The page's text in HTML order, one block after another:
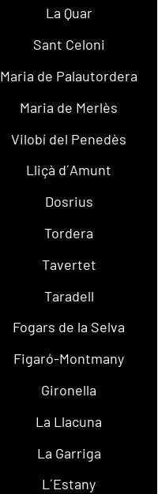
La Quar
Sant Celoni
Maria de Palautordera
Maria de Merlès
Vilobí del Penedès
Lliçà d´Amunt
Dosrius
Tordera
Tavertet
Taradell
Fogars de la Selva
Figaró-Montmany
Gironella
La Llacuna
La Garriga
L´Estany